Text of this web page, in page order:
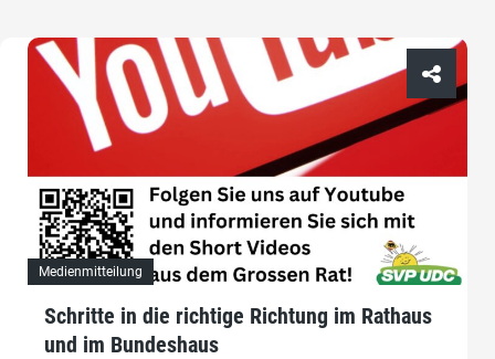
Medienmitteilung
Schritte in die richtige Richtung im Rathaus
und im Bundeshaus